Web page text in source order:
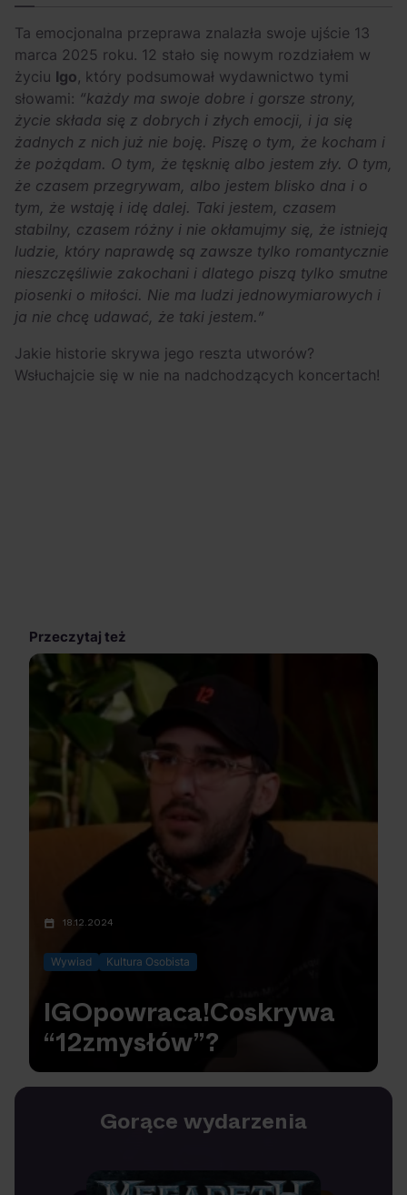
Ta emocjonalna przeprawa znalazła swoje ujście 13
marca 2025 roku. 12 stało się nowym rozdziałem w
życiu Igo , który podsumował wydawnictwo tymi
słowami: “każdy ma swoje dobre i gorsze strony,
życie składa się z dobrych i złych emocji, i ja się
żadnych z nich już nie boję. Piszę o tym, że kocham i
że pożądam. O tym, że tęsknię albo jestem zły. O tym,
że czasem przegrywam, albo jestem blisko dna i o
tym, że wstaję i idę dalej. Taki jestem, czasem
stabilny, czasem różny i nie okłamujmy się, że istnieją
ludzie, który naprawdę są zawsze tylko romantycznie
nieszczęśliwie zakochani i dlatego piszą tylko smutne
piosenki o miłości. Nie ma ludzi jednowymiarowych i
ja nie chcę udawać, że taki jestem.”
Jakie historie skrywa jego reszta utworów?
Wsłuchajcie się w nie na nadchodzących koncertach!
Przeczytaj też
18.12.2024
Wywiad Kultura Osobista
IGOpowraca!Coskrywa
“12zmysłów”?
Gorące wydarzenia